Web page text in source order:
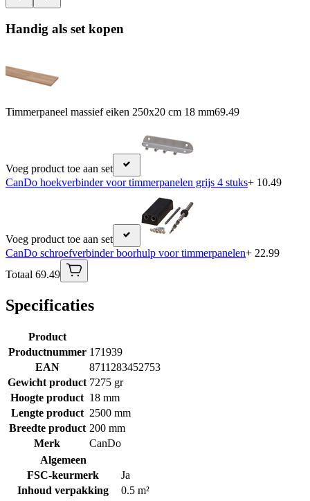
Handig als set kopen
Timmerpaneel massief eiken 250x20 cm 18 mm69.49
Voeg product toe aan set
CanDo hoekverbinder voor timmerpanelen grijs 4 stuks+ 10.49
Voeg product toe aan set
CanDo schroefverbinder boorhulp voor timmerpanelen+ 22.99
Totaal 69.49
Specificaties
Product
Productnummer 171939
EAN
8711283452753
Gewicht product 7275 gr
Hoogte product 18 mm
Lengte product 2500 mm
Breedte product 200 mm
Merk
CanDo
Algemeen
FSC-keurmerk
Ja
Inhoud verpakking
0.5 m²